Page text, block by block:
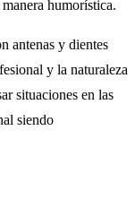
humorística.
antenas y dientes
y la naturaleza
situaciones en las
siendo